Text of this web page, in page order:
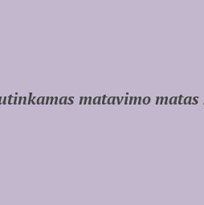
matavimo